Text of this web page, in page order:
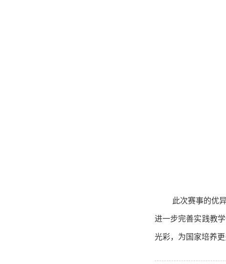
此次赛事的优
进一步完善实践教
光彩，为国家培养